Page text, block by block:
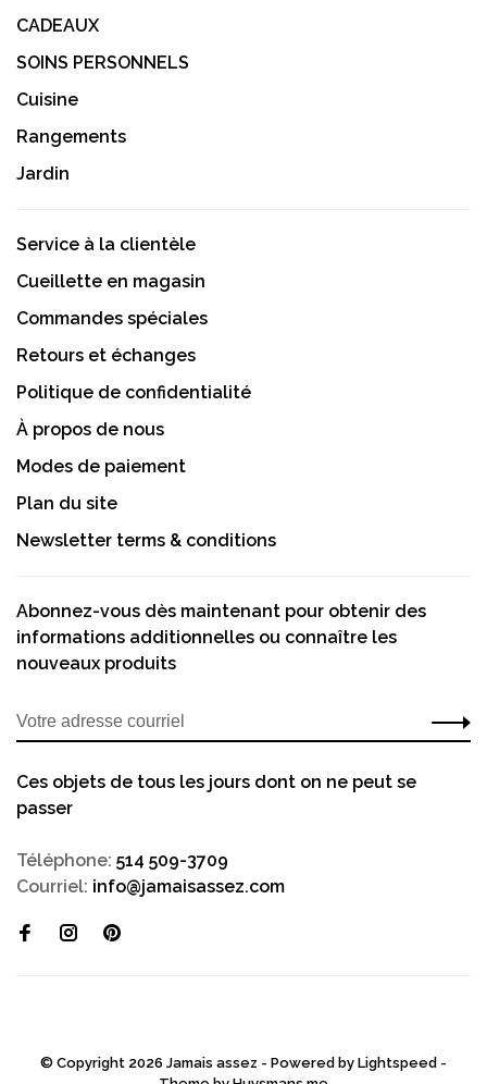
CADEAUX
SOINS PERSONNELS
Cuisine
Rangements
Jardin
Service à la clientèle
Cueillette en magasin
Commandes spéciales
Retours et échanges
Politique de confidentialité
À propos de nous
Modes de paiement
Plan du site
Newsletter terms & conditions
Abonnez-vous dès maintenant pour obtenir des
informations additionnelles ou connaître les
nouveaux produits
Ces objets de tous les jours dont on ne peut se
passer
Téléphone: 514 509-3709
Courriel: info@jamaisassez.com
© Copyright 2026 Jamais assez - Powered by Lightspeed -